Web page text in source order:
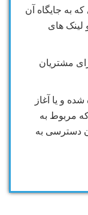
به جایگاه آن
های
مشتریان
و یا آغاز
مربوط به
دسترسی به